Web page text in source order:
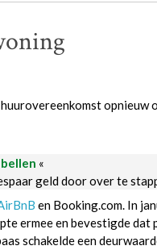
opnieuw
«
geld door over te
en Booking.com. In
ermee en bevestigde dat
schakelde een